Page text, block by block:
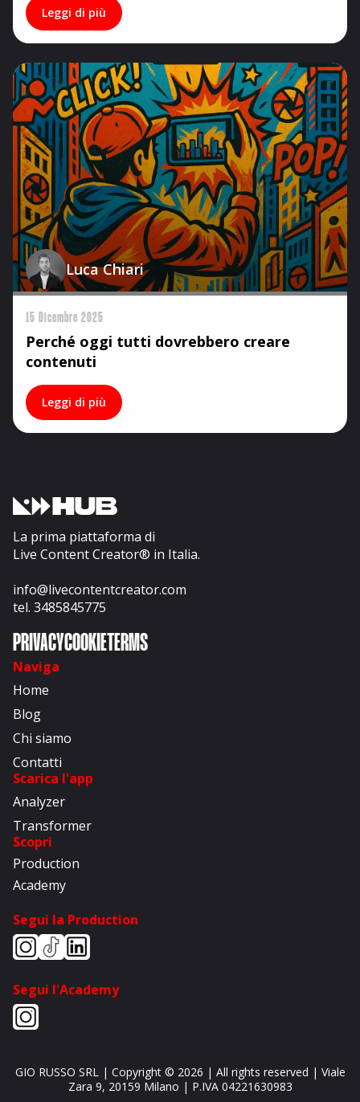
Leggi di più
Luca Chiari
15 Dicembre 2025
Perché oggi tutti dovrebbero creare
contenuti
Leggi di più
La prima piattaforma di
Live Content Creator® in Italia.
info@livecontentcreator.com
tel. 3485845775
PRIVACYCOOKIETERMS
Naviga
Home
Blog
Chi siamo
Contatti
Scarica l'app
Analyzer
Transformer
Scopri
Production
Academy
Segui la Production
Segui l'Academy
GIO RUSSO SRL| Copyright © 2026 | All rights reserved | Viale
Zara 9, 20159 Milano | P.IVA 04221630983